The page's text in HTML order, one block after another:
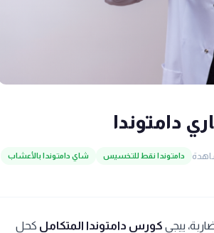
دامتوندا
دامتوندا نقط للتخسيس شاي دامتوندا بالأعشاب
ييجي كورس دامتوندا المتكامل كحل